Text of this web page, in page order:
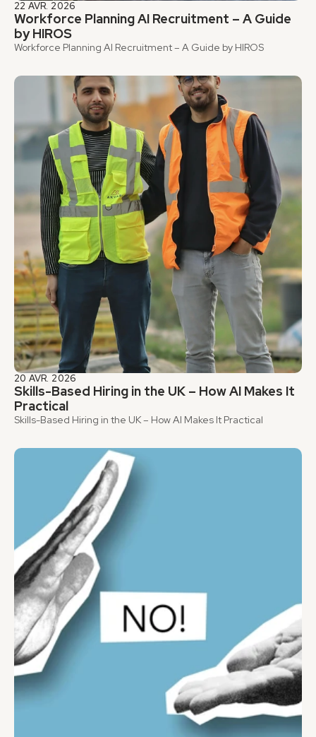
22 AVR. 2026
Workforce Planning AI Recruitment – A Guide
by HIROS
Workforce Planning AI Recruitment – A Guide by HIROS
20 AVR. 2026
Skills-Based Hiring in the UK – How AI Makes It
Practical
Skills-Based Hiring in the UK – How AI Makes It Practical